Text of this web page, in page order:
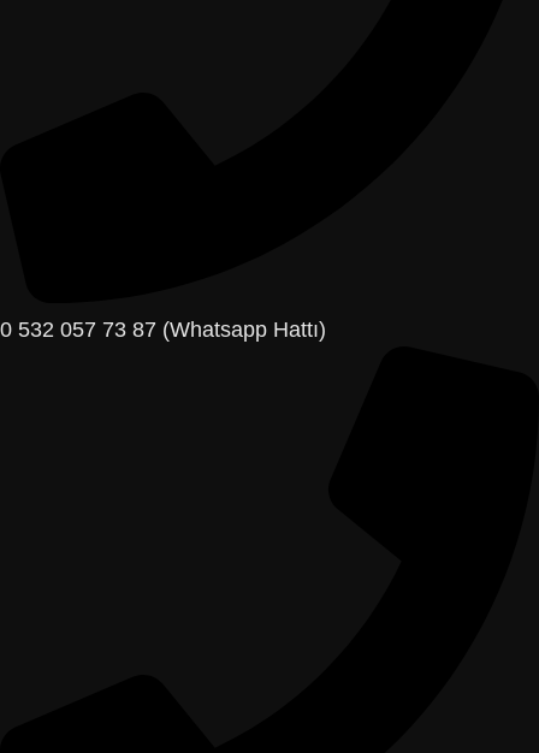
0 532 057 73 87 (Whatsapp Hattı)